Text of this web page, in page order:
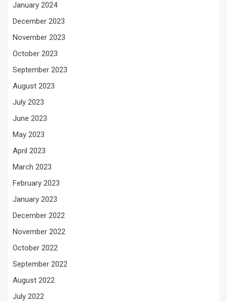
January 2024
December 2023
November 2023
October 2023
September 2023
August 2023
July 2023
June 2023
May 2023
April 2023
March 2023
February 2023
January 2023
December 2022
November 2022
October 2022
September 2022
August 2022
July 2022